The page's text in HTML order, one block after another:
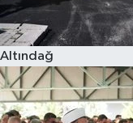
Altındağ